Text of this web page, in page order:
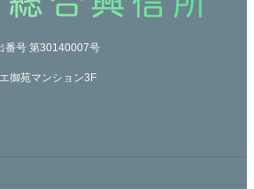
番号 第30140007号
御苑マンション3F